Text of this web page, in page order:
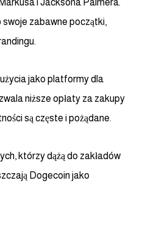
i Jacksona Palmera.
swoje zabawne początki,
jako platformy dla
niższe opłaty za zakupy
są częste i pożądane.
którzy dążą do zakładów
Dogecoin jako